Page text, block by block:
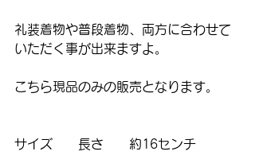
礼装着物や普段着物、両方に合わせて
いただく事が出来ますよ。
こちら現品のみの販売となります。
サイズ　　長さ　　約16センチ